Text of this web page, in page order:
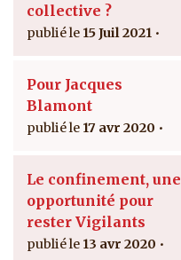
collective ?
15 Juil 2021
Pour Jacques
Blamont
17 avr 2020
Le confinement, une
opportunité pour
rester Vigilants
13 avr 2020